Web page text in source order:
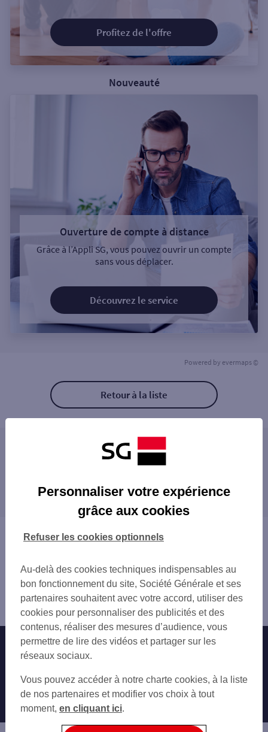
Profitez de l'offre
Nouveauté
Ouverture de compte à distance
Grâce à l’Appli SG, vous pouvez ouvrir un compte
sans vous déplacer.
Découvrez le service
Powered by evermaps ©
Retour à la liste
Les distributeurs/automates à proximité
DAVEZIEUX 912 ROUTE DE LYON
DAVEZIEUX 15 RUE DE LA JUSTICE
ST VALLIER 5 AV DESIRE VALETTE
SALAISE SUR SANNE 46 RUE DU 19 MARS
SAINT UZE
ROUSSILLON
SHELL ROUSSILLON
TOURNON SUR RHONE 28 AV MAL FOCH
TAIN L'HERMITAGE 1 PL DU TAUROBOLE
TOURNON SUR RHONE
proximité
TOURNON-SUR-RHÔNE
Vous êtes ici : Accueil
Annonay
Distributeur/automate ANNONAY 1 PL DES CORDELIERS
Nos engagements Nous contacter
Autres sites SG
Professionnels
Entreprises
Personnaliser votre expérience
grâce aux cookies
Au-delà des cookies techniques indispensables au
bon fonctionnement du site, Société Générale et ses
partenaires souhaitent avec votre accord, utiliser des
cookies pour personnaliser des publicités et des
contenus, réaliser des mesures d’audience, vous
permettre de lire des vidéos et partager sur les
réseaux sociaux.
Vous pouvez accéder à notre charte cookies, à la liste
de nos partenaires et modifier vos choix à tout
moment, en cliquant ici.
Refuser les cookies optionnels